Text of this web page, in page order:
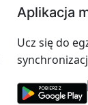
Aplikacja
Ucz się do